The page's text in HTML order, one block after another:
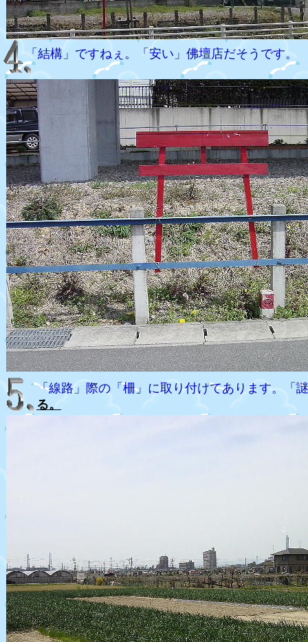
「結構」ですねぇ。「安い」佛壇店だそうです。
「線路」際の「柵」に取り付けてあります。「
る。